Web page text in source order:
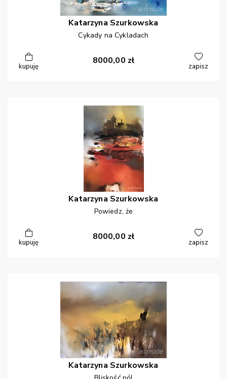
Katarzyna Szurkowska
Cykady na Cykladach
kupuję
8000,00 zł
zapisz
Katarzyna Szurkowska
Powiedz, że
kupuję
8000,00 zł
zapisz
Katarzyna Szurkowska